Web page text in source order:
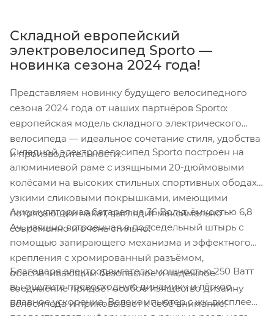
Складной европейский
электровелосипед Sporto —
новинка сезона 2024 года!
Представляем новинку будущего велосипедного
сезона 2024 года от наших партнёров Sporto:
европейская модель складного электрического
велосипеда — идеальное сочетание стиля, удобства
и производительности.
Складной электровелосипед Sporto построен на
алюминиевой раме с изящными 20-дюймовыми
колёсами на высоких стильных спортивных ободах с
узкими сликовыми покрышками, имеющими
потрясающий накат, выглядит максимально
современно и очень стильно!
Аккумуляторная батарея на 36 Вольт, ёмкостью 6,8
Ач, изящно встроенная в подседельный штырь с
помощью запирающего механизма и эффектного
крепления с хромированный разъёмом,
обеспечивающим безопасное и надёжное
соединение придаёт особое изящество дизайну
велосипеда и приковывает к себе внимание!
Благодаря электродвигателю мощностью 250 Ватт
вы ощутите превосходную динамику и лёгкое
плавное ускорение. Велокомпьютер с жк-дисплеем